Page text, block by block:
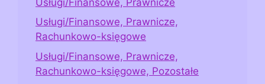
Usługi/Finansowe, Prawnicze,
Rachunkowo-księgowe
Usługi/Finansowe, Prawnicze,
Rachunkowo-księgowe, Pozostałe